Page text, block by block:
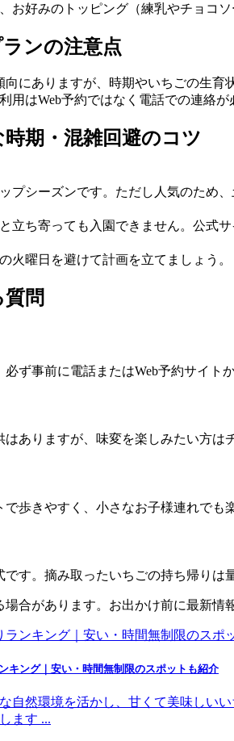
お好みのトッピング（練乳やチョコ
ンの注意点
にありますが、時期やいちごの生
用はWeb予約ではなく電話での連絡が
期・混雑回避のコツ
プシーズンです。ただし人気のため
立ち寄っても入園できません。公式
火曜日を避けて計画を立てましょう。
問
ず事前に電話またはWeb予約サイト
ありますが、味変を楽しみたい方は
歩きやすく、小さなお子様連れで
す。摘み取ったいちごの持ち帰り
合があります。お出かけ前に最新情
キング｜安い・時間無制限のスポットも紹介
自然環境を活かし、甘くて美味しい
ます ...